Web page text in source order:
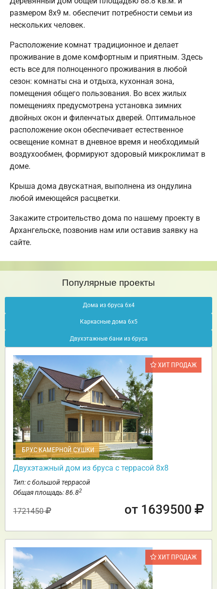
размером 8х9 м. обеспечит потребности семьи из
нескольких человек.
Расположение комнат традиционное и делает
проживание в доме комфортным и приятным. Здесь
есть все для полноценного проживания в любой
сезон: комнаты сна и отдыха, кухонная зона,
помещения общего пользования. Во всех жилых
помещениях предусмотрена установка зимних
двойных окон и филенчатых дверей. Оптимальное
расположение окон обеспечивает естественное
освещение комнат в дневное время и необходимый
воздухообмен, формируют здоровый микроклимат в
доме.
Крыша дома двускатная, выполнена из ондулина
любой имеющейся расцветки.
Закажите строительство дома по нашему проекту в
Архангельске, позвонив нам или оставив заявку на
сайте.
Популярные проекты
Дома из бруса 6х4
Каркасные дома 6х5
Двухэтажные бани из бруса
ХИТ ПРОДАЖ
БРУС КАМЕРНОЙ СУШКИ
Двухэтажный дом из бруса с террасой 8х8
Тип: с большой террасой
Общая площадь: 86.82
1721450 от 1639500
ХИТ ПРОДАЖ